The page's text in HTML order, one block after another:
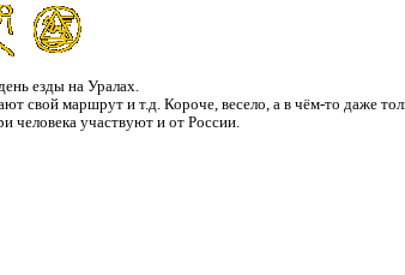
езды на Уралах.
свой маршрут и т.д. Короче, весело, а в чём-то даже
человека участвуют и от России.